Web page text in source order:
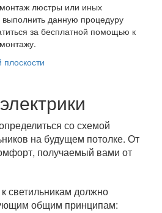
люстры или иных
данную процедуру
за бесплатной помощью к
со схемой
на будущем потолке. От
получаемый вами от
светильникам должно
общим принципам: